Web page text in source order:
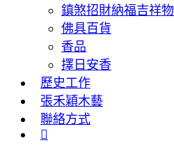
鎮煞招財納福吉祥物
佛具百貨
香品
擇日安香
歷史工作
張禾穎木藝
聯絡方式